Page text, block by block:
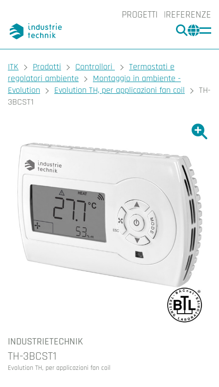
PROGETTI REFERENZE
CERCA
You are here:
ITK Prodotti Controllori
Termostati e
regolatori ambiente
Montaggio in ambiente -
Evolution
Evolution TH, per applicazioni fan coil
TH-
3BCST1
INDUSTRIETECHNIK
TH-3BCST1
Evolution TH, per applicazioni fan coil